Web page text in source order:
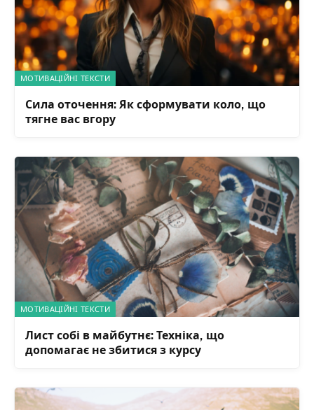
МОТИВАЦІЙНІ ТЕКСТИ
Сила оточення: Як сформувати коло, що
тягне вас вгору
МОТИВАЦІЙНІ ТЕКСТИ
Лист собі в майбутнє: Техніка, що
допомагає не збитися з курсу